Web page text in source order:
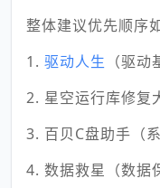
整体建议优先顺序
1. 驱动人生 （驱动
2. 星空运行库修复
3. 百贝C盘助手（系
4. 数据救星（数据